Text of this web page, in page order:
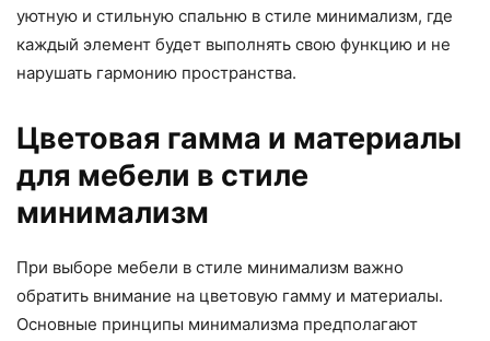
уютную и стильную спальню в стиле минимализм, где
каждый элемент будет выполнять свою функцию и не
нарушать гармонию пространства.
Цветовая гамма и материалы
для мебели в стиле
минимализм
При выборе мебели в стиле минимализм важно
обратить внимание на цветовую гамму и материалы.
Основные принципы минимализма предполагают